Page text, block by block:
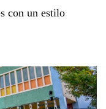
con un estilo